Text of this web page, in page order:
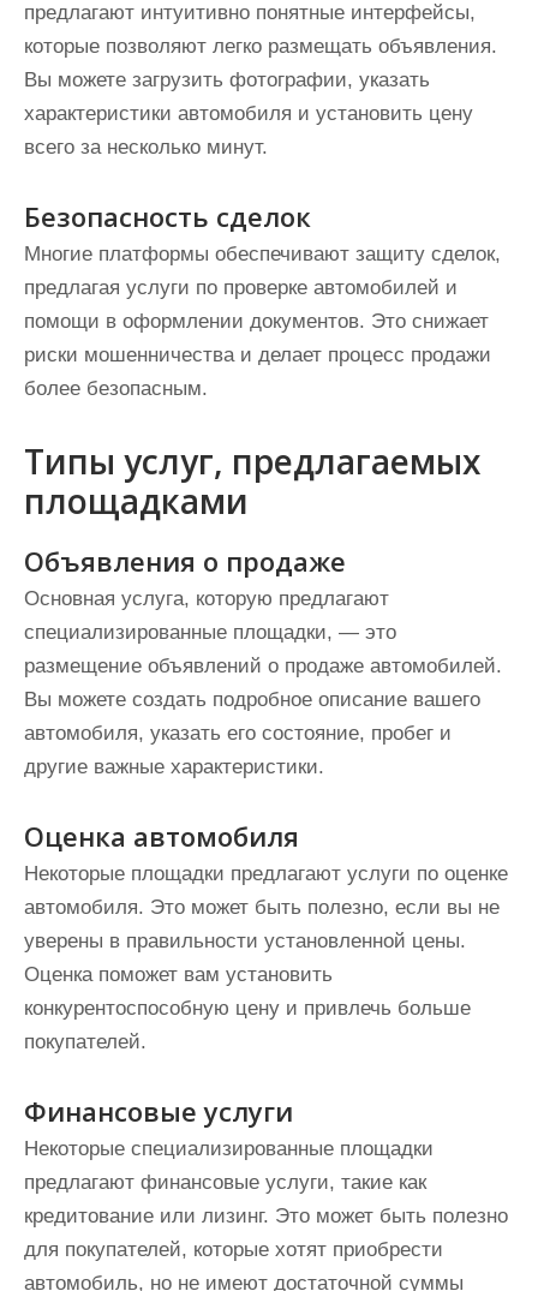
предлагают интуитивно понятные интерфейсы,
которые позволяют легко размещать объявления.
Вы можете загрузить фотографии, указать
характеристики автомобиля и установить цену
всего за несколько минут.
Безопасность сделок
Многие платформы обеспечивают защиту сделок,
предлагая услуги по проверке автомобилей и
помощи в оформлении документов. Это снижает
риски мошенничества и делает процесс продажи
более безопасным.
Типы услуг, предлагаемых
площадками
Объявления о продаже
Основная услуга, которую предлагают
специализированные площадки, — это
размещение объявлений о продаже автомобилей.
Вы можете создать подробное описание вашего
автомобиля, указать его состояние, пробег и
другие важные характеристики.
Оценка автомобиля
Некоторые площадки предлагают услуги по оценке
автомобиля. Это может быть полезно, если вы не
уверены в правильности установленной цены.
Оценка поможет вам установить
конкурентоспособную цену и привлечь больше
покупателей.
Финансовые услуги
Некоторые специализированные площадки
предлагают финансовые услуги, такие как
кредитование или лизинг. Это может быть полезно
для покупателей, которые хотят приобрести
автомобиль, но не имеют достаточной суммы